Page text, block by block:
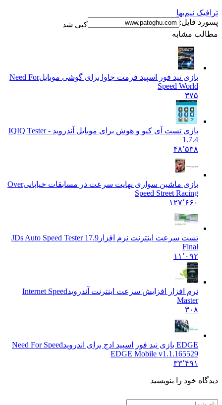
نیم‌بها
فایل:
کپی شد
مشابه
بازی نید فور اسپید فرمت جاوا برای گوشی موبایلNeed For
Speed World
بازی تست آی کیو و هوش برای موبایل آندروید - IQ IQ Tester
۴۸٬۵۳۸
بازی ماشین سواری نهایت سرعت در مسابقات خیابانیOver
Speed Street Racing
۱۲۷٬۶۶۰
تست سرعت اینترنت نرم افزار JDs Auto Speed Tester 17.9
۱۱٬۰۹۲
نرم افزار افزایش سرعت اینترنت آندرویدInternet Speed
Master
EDGE بازی نید فور اسپید ادج برای اندروید
Need For Speed
EDGE Mobile v1.1.165529
۳۳٬۴۹۱
خود را بنویسید